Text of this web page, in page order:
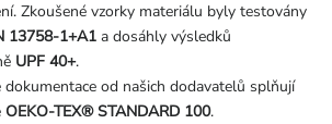
Zkoušené vzorky materiálu byly testovány
13758-1+A1 a dosáhly výsledků
UPF 40+.
od našich dodavatelů splňují
OEKO-TEX® STANDARD 100.